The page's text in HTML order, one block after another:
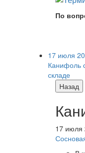
По
17 июля
Канифоль
складе
Назад
17 июля